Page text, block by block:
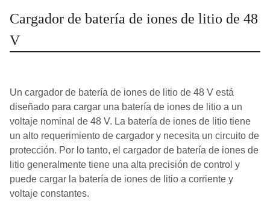
Cargador de batería de iones de litio de 48
V
Un cargador de batería de iones de litio de 48 V está
diseñado para cargar una batería de iones de litio a un
voltaje nominal de 48 V. La batería de iones de litio tiene
un alto requerimiento de cargador y necesita un circuito de
protección. Por lo tanto, el cargador de batería de iones de
litio generalmente tiene una alta precisión de control y
puede cargar la batería de iones de litio a corriente y
voltaje constantes.